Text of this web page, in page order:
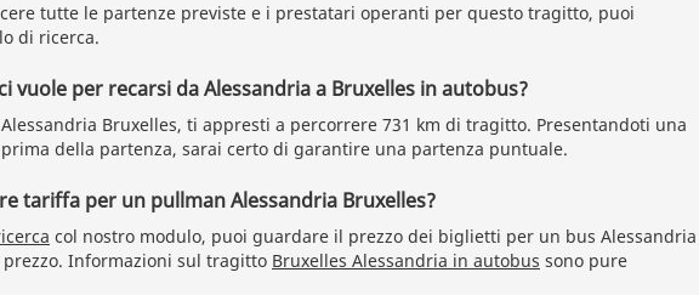
tutte le partenze previste e i prestatari operanti per questo tragitto, puoi
di ricerca.
vuole per recarsi da Alessandria a Bruxelles in autobus?
Bruxelles, ti appresti a percorrere 731 km di tragitto. Presentandoti una
della partenza, sarai certo di garantire una partenza puntuale.
tariffa per un pullman Alessandria Bruxelles?
col nostro modulo, puoi guardare il prezzo dei biglietti per un bus Alessandria
prezzo. Informazioni sul tragitto Bruxelles Alessandria in autobus sono pure